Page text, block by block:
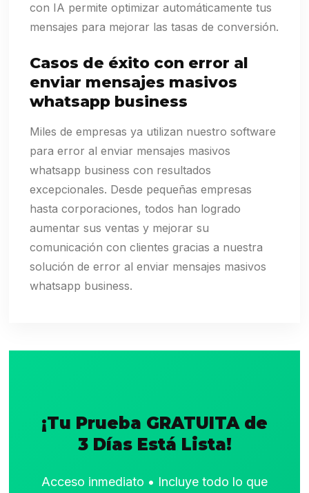
con IA permite optimizar automáticamente tus
mensajes para mejorar las tasas de conversión.
Casos de éxito con error al
enviar mensajes masivos
whatsapp business
Miles de empresas ya utilizan nuestro software
para error al enviar mensajes masivos
whatsapp business con resultados
excepcionales. Desde pequeñas empresas
hasta corporaciones, todos han logrado
aumentar sus ventas y mejorar su
comunicación con clientes gracias a nuestra
solución de error al enviar mensajes masivos
whatsapp business.
¡Tu Prueba GRATUITA de
3 Días Está Lista!
Acceso inmediato • Incluye todo lo que